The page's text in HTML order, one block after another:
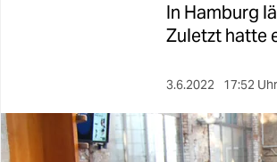
berlin
In Hamburg
Zuletzt hatte
3.6.2022 17:52 Uhr